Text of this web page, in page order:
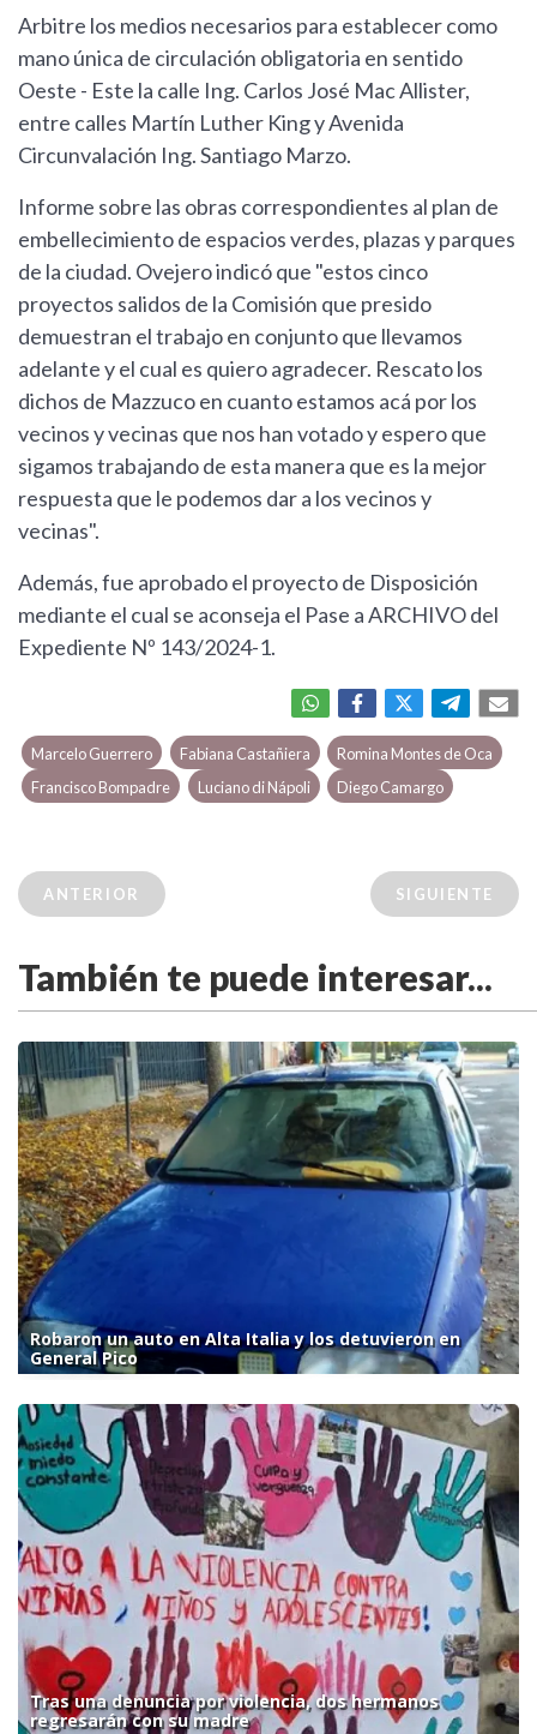
Arbitre los medios necesarios para establecer como
mano única de circulación obligatoria en sentido
Oeste - Este la calle Ing. Carlos José Mac Allister,
entre calles Martín Luther King y Avenida
Circunvalación Ing. Santiago Marzo.
Informe sobre las obras correspondientes al plan de
embellecimiento de espacios verdes, plazas y parques
de la ciudad. Ovejero indicó que "estos cinco
proyectos salidos de la Comisión que presido
demuestran el trabajo en conjunto que llevamos
adelante y el cual es quiero agradecer. Rescato los
dichos de Mazzuco en cuanto estamos acá por los
vecinos y vecinas que nos han votado y espero que
sigamos trabajando de esta manera que es la mejor
respuesta que le podemos dar a los vecinos y
vecinas".
Además, fue aprobado el proyecto de Disposición
mediante el cual se aconseja el Pase a ARCHIVO del
Expediente Nº 143/2024-1.
Marcelo Guerrero Fabiana Castañiera
Romina Montes de Oca
Francisco Bompadre
Luciano di Nápoli Diego Camargo
ANTERIOR SIGUIENTE
También te puede interesar...
Robaron un auto en Alta Italia y los detuvieron en
General Pico
Tras una denuncia por violencia, dos hermanos
regresarán con su madre